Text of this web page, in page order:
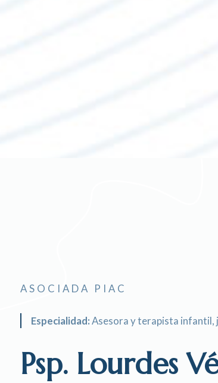
ASOCIADA PIAC
Especialidad:Asesora y terapista infantil,
Psp. Lourdes